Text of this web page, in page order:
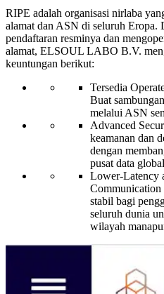
RIPE adalah organisasi nirlaba
alamat dan ASN di seluruh Eropa.
pendaftaran resminya dan
alamat, ELSOUL LABO B.V.
keuntungan berikut:
Tersedia
Buat
melalui ASN
Advanced
keamanan dan
dengan
pusat data
Lower-Latency
stabil bagi
seluruh dunia
wilayah